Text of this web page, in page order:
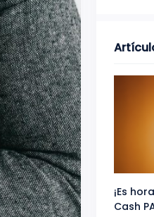
¡Es
Cash